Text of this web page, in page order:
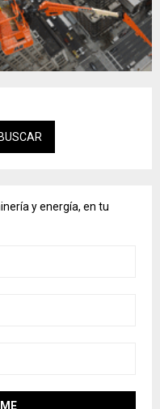
y energía, en tu